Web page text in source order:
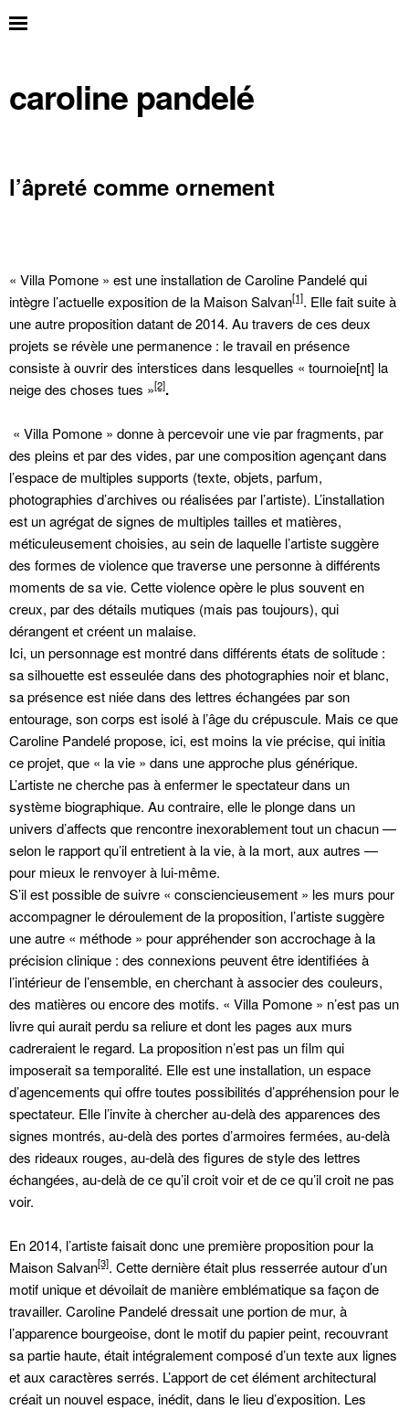
caroline pandelé
l’âpreté comme ornement
« Villa Pomone » est une installation de Caroline Pandelé qui
intègre l’actuelle exposition de la Maison Salvan[1]. Elle fait suite à
une autre proposition datant de 2014. Au travers de ces deux
projets se révèle une permanence : le travail en présence
consiste à ouvrir des interstices dans lesquelles « tournoie[nt] la
neige des choses tues »[2].
« Villa Pomone » donne à percevoir une vie par fragments, par
des pleins et par des vides, par une composition agençant dans
l’espace de multiples supports (texte, objets, parfum,
photographies d’archives ou réalisées par l’artiste). L’installation
est un agrégat de signes de multiples tailles et matières,
méticuleusement choisies, au sein de laquelle l’artiste suggère
des formes de violence que traverse une personne à différents
moments de sa vie. Cette violence opère le plus souvent en
creux, par des détails mutiques (mais pas toujours), qui
dérangent et créent un malaise.
Ici, un personnage est montré dans différents états de solitude :
sa silhouette est esseulée dans des photographies noir et blanc,
sa présence est niée dans des lettres échangées par son
entourage, son corps est isolé à l’âge du crépuscule. Mais ce que
Caroline Pandelé propose, ici, est moins la vie précise, qui initia
ce projet, que « la vie » dans une approche plus générique.
L’artiste ne cherche pas à enfermer le spectateur dans un
système biographique. Au contraire, elle le plonge dans un
univers d’affects que rencontre inexorablement tout un chacun —
selon le rapport qu’il entretient à la vie, à la mort, aux autres —
pour mieux le renvoyer à lui-même.
S’il est possible de suivre « consciencieusement » les murs pour
accompagner le déroulement de la proposition, l’artiste suggère
une autre « méthode » pour appréhender son accrochage à la
précision clinique : des connexions peuvent être identifiées à
l’intérieur de l’ensemble, en cherchant à associer des couleurs,
des matières ou encore des motifs. « Villa Pomone » n’est pas un
livre qui aurait perdu sa reliure et dont les pages aux murs
cadreraient le regard. La proposition n’est pas un film qui
imposerait sa temporalité. Elle est une installation, un espace
d’agencements qui offre toutes possibilités d’appréhension pour le
spectateur. Elle l’invite à chercher au-delà des apparences des
signes montrés, au-delà des portes d’armoires fermées, au-delà
des rideaux rouges, au-delà des figures de style des lettres
échangées, au-delà de ce qu’il croit voir et de ce qu’il croit ne pas
voir.
En 2014, l’artiste faisait donc une première proposition pour la
Maison Salvan[3]. Cette dernière était plus resserrée autour d’un
motif unique et dévoilait de manière emblématique sa façon de
travailler. Caroline Pandelé dressait une portion de mur, à
l’apparence bourgeoise, dont le motif du papier peint, recouvrant
sa partie haute, était intégralement composé d’un texte aux lignes
et aux caractères serrés. L’apport de cet élément architectural
créait un nouvel espace, inédit, dans le lieu d’exposition. Les